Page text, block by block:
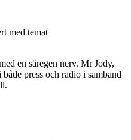
med temat
en säregen nerv. Mr Jody,
press och radio i samband